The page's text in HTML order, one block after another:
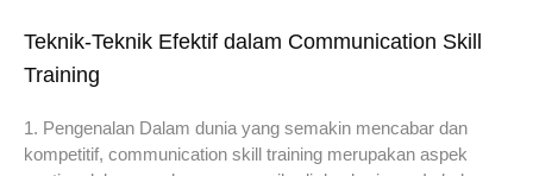
Teknik-Teknik Efektif dalam Communication Skill
Training
1. Pengenalan Dalam dunia yang semakin mencabar dan
kompetitif, communication skill training merupakan aspek